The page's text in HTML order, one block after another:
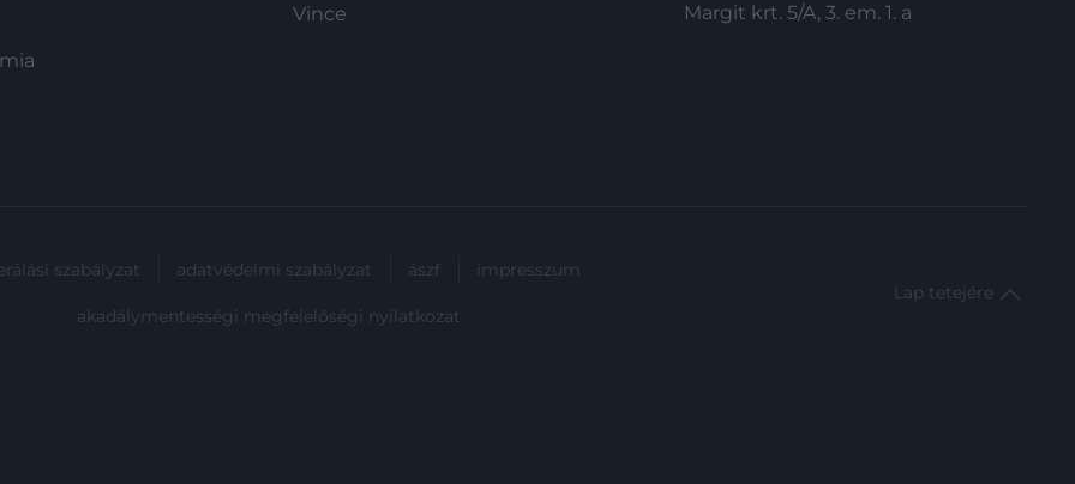
Vince
Margit krt. 5/A, 3. em. 1. a
szabályzat adatvédelmi szabályzat ászf impresszum
akadálymentességi megfelelőségi nyilatkozat
Lap tetejére